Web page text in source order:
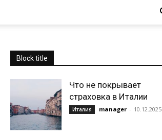
Block title
Что не покрывает
страховка в Италии
Италия manager - 10.12.2025